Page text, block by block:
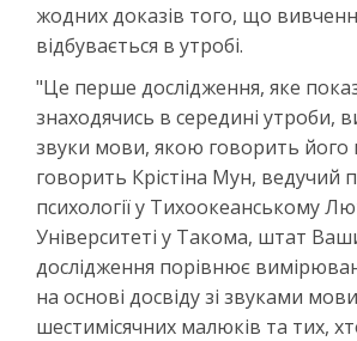
жодних доказів того, що
відбувається в утробі.
"Це перше дослідження, яке
знаходячись в середині утроби,
звуки мови, якою говорить його
говорить Крістіна Мун, ведучий
психології у Тихоокеанському
Університеті у Такома, штат
дослідження порівнює
на основі досвіду зі звуками
шестимісячних малюків та тих,